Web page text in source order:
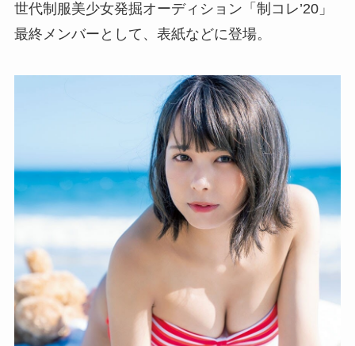
世代制服美少女発掘オーディション「制コレ’20」
最終メンバーとして、表紙などに登場。